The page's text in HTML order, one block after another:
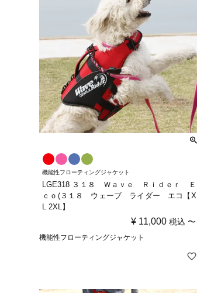
機能性フローティングジャケット
LGE318 ３１８ Ｗａｖｅ Ｒｉｄｅｒ Ｅ
ｃｏ(３１８ ウェーブ ライダー エコ【X
L 2XL】
¥ 11,000 税込 〜
機能性フローティングジャケット